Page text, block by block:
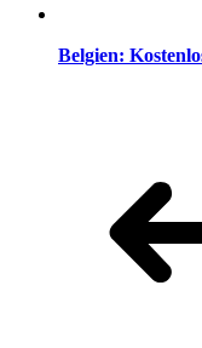
Belgien: